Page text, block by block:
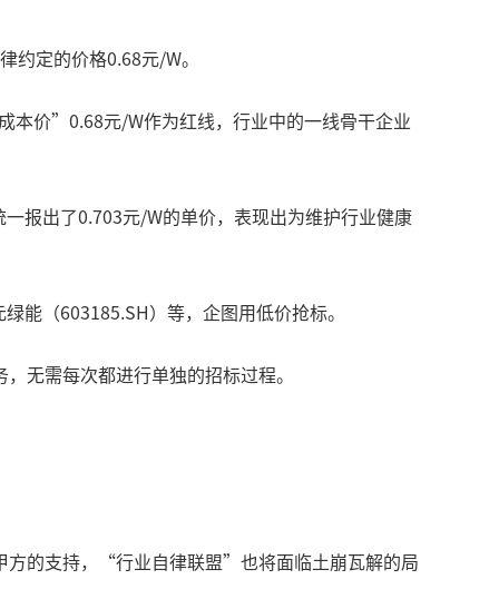
定的价格0.68元/W。
本价”0.68元/W作为红线，行业中的一线骨干企业
报出了0.703元/W的单价，表现出为维护行业健康
（603185.SH）等，企图用低价抢标。
无需每次都进行单独的招标过程。
方的支持，“行业自律联盟”也将面临土崩瓦解的局